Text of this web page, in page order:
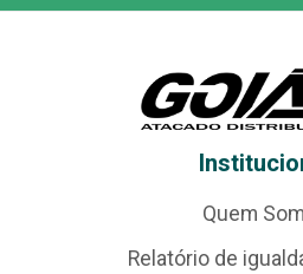
Quem
Relatório de